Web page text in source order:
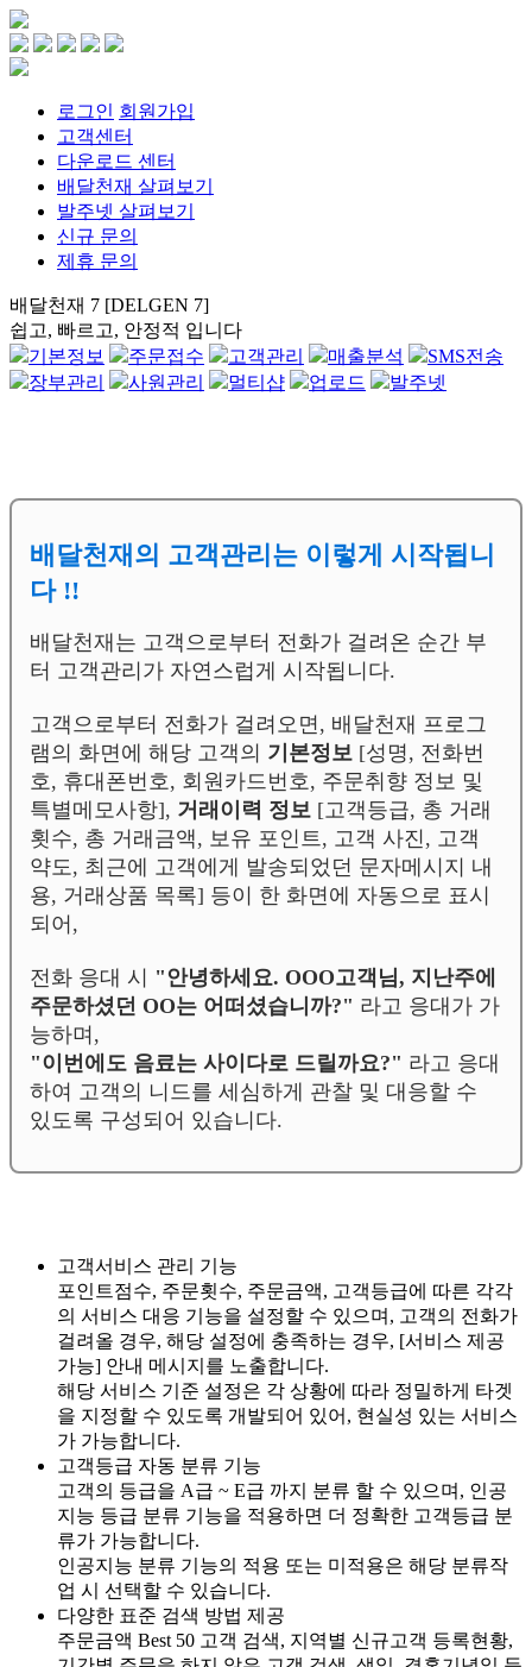
로그인 회원가입
고객센터
다운로드 센터
배달천재 살펴보기
발주넷 살펴보기
신규 문의
제휴 문의
배달천재 7 [DELGEN 7]
쉽고, 빠르고, 안정적 입니다
기본정보
주문접수 고객관리 매출분석
SMS전송
장부관리
사원관리 멀티샵 업로드 발주넷
배달천재의 고객관리는 이렇게 시작됩니
다 !!
배달천재는 고객으로부터 전화가 걸려온 순간 부
터 고객관리가 자연스럽게 시작됩니다.
고객으로부터 전화가 걸려오면, 배달천재 프로그
램의 화면에 해당 고객의 기본정보 [성명, 전화번
호, 휴대폰번호, 회원카드번호, 주문취향 정보 및
특별메모사항], 거래이력 정보 [고객등급, 총 거래
횟수, 총 거래금액, 보유 포인트, 고객 사진, 고객
약도, 최근에 고객에게 발송되었던 문자메시지 내
용, 거래상품 목록] 등이 한 화면에 자동으로 표시
되어,
전화 응대 시 "안녕하세요. OOO고객님, 지난주에
주문하셨던 OO는 어떠셨습니까?" 라고 응대가 가
능하며,
"이번에도 음료는 사이다로 드릴까요?" 라고 응대
하여 고객의 니드를 세심하게 관찰 및 대응할 수
있도록 구성되어 있습니다.
고객서비스 관리 기능
포인트점수, 주문횟수, 주문금액, 고객등급에 따른 각각
의 서비스 대응 기능을 설정할 수 있으며, 고객의 전화가
걸려올 경우, 해당 설정에 충족하는 경우, [서비스 제공
가능] 안내 메시지를 노출합니다.
해당 서비스 기준 설정은 각 상황에 따라 정밀하게 타겟
을 지정할 수 있도록 개발되어 있어, 현실성 있는 서비스
가 가능합니다.
고객등급 자동 분류 기능
고객의 등급을 A급 ~ E급 까지 분류 할 수 있으며, 인공
지능 등급 분류 기능을 적용하면 더 정확한 고객등급 분
류가 가능합니다.
인공지능 분류 기능의 적용 또는 미적용은 해당 분류작
업 시 선택할 수 있습니다.
다양한 표준 검색 방법 제공
주문금액 Best 50 고객 검색, 지역별 신규고객 등록현황,